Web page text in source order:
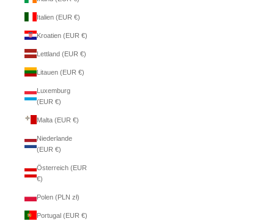
Italien (EUR €)
Kroatien (EUR €)
Lettland (EUR €)
Litauen (EUR €)
Luxemburg
(EUR €)
Malta (EUR €)
Niederlande
(EUR €)
Österreich (EUR
€)
Polen (PLN zł)
Portugal (EUR €)